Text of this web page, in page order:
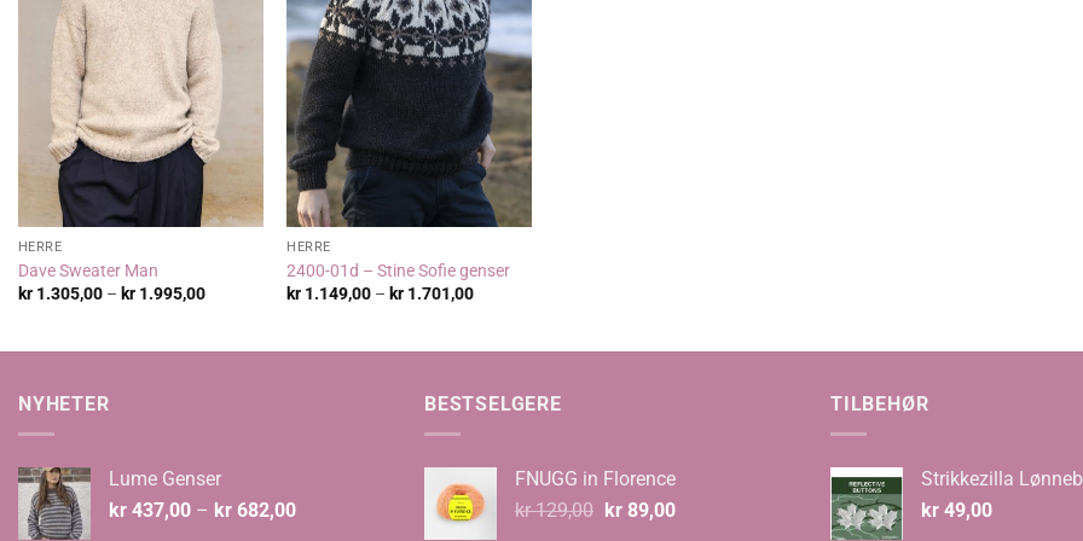
HERRE
Dave Sweater Man
kr1.305,00 – kr1.995,00Prisområde:
HERRE
2400-01d – Stine Sofie genser
kr 1.149,00 – kr 1.701,00Prisområde:
NYHETER
Lume Genser
kr 437,00 – kr 682,00Prisområde:
BESTSELGERE
FNUGG in Florence
kr129,00 Opprinnelig
kr89,00Nåværende
TILBEHØR
Strikkezilla
kr 49,00